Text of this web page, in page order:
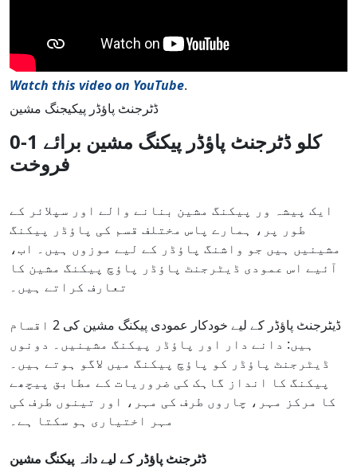
Watch this video on YouTube.
ڈٹرجنٹ پاؤڈر پیکیجنگ مشین
0-1 کلو ڈٹرجنٹ پاؤڈر پیکنگ مشین برائے
فروخت
ایک پیشہ ور پیکنگ مشین بنانے والے اور سپلائر کے
طور پر، ہمارے پاس مختلف قسم کی پاؤڈر پیکنگ
مشینیں ہیں جو واشنگ پاؤڈر کے لیے موزوں ہیں۔ اب،
آئیے اس عمودی ڈیٹرجنٹ پاؤڈر پاؤچ پیکنگ مشین کا
تعارف کراتے ہیں۔
ڈیٹرجنٹ پاؤڈر کے لیے خودکار عمودی پیکنگ مشین کی 2 اقسام
ہیں: دانے دار اور پاؤڈر پیکنگ مشینیں۔ دونوں
ڈیٹرجنٹ پاؤڈر کو پاؤچ پیکنگ میں لاگو ہوتے ہیں۔
پیکنگ کا انداز گاہک کی ضروریات کے مطابق پیچھے
کا مرکز مہر، چاروں طرف کی مہر، اور تینوں طرف کی
مہر اختیاری ہو سکتا ہے۔
ڈٹرجنٹ پاؤڈر کے لیے دانہ پیکنگ مشین